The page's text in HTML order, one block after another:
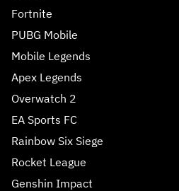
Fortnite
PUBG Mobile
Mobile Legends
Apex Legends
Overwatch 2
EA Sports FC
Rainbow Six Siege
Rocket League
Genshin Impact